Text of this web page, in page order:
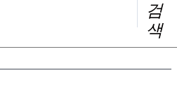
검
색